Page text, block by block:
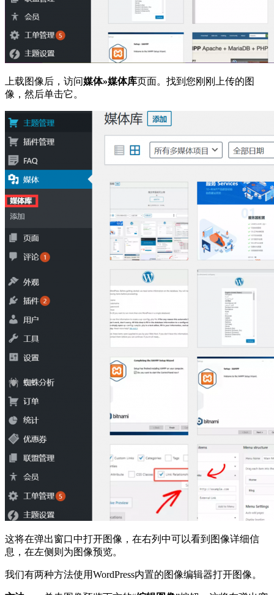
上载图像后，访问媒体»媒体库页面。找到您刚刚上传的图
像，然后单击它。
这将在弹出窗口中打开图像，在右列中可以看到图像详细信
息，在左侧则为图像预览。
我们有两种方法使用WordPress内置的图像编辑器打开图像。